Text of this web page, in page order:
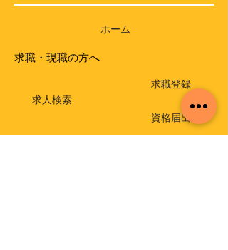
ホーム
求職・現職の方へ
求人検索
求職登録
資格届出